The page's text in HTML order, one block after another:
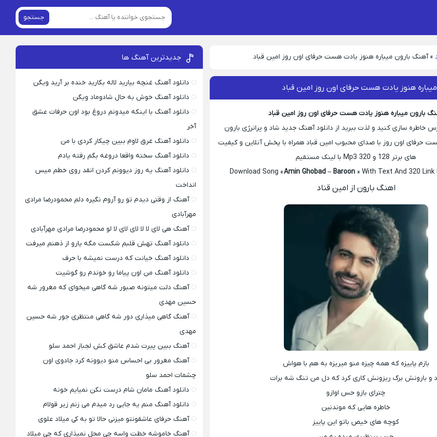
جستجو
»آهنگ بارون میباره هنوز یادت هست حرفای اون روز امین قباد
هنوز یادت هست حرفای اون روز امین قباد
بارون میباره هنوز یادت هست حرفای اون روز امین قباد
خاطره سازی کنید و لذت ببرید از دانلود آهنگ جدید شاد و پرانرژی بارون
حرفای اون روز با صدای محبوب امین قباد همراه با پخش آنلاین و کیفیت
های برتر 128 و 320 Mp3 با لینک مستقیم
Download Song «Amin Ghobad – Baroon » With Text And 320
اهنگ بارون از امین قناد
بازم پاییزه که همه چیزه منو میریزه به هم با هواش
و بارونش برگ ریزونش کاری کرد که دل من تنگ شه برات
چترای بازو حس اوازو
خاطره هایی که موندنین
کوچه های خیص باتو این پاییز
جدیدترین آهنگ ها
دانلود آهنگ غنچه بیارید لاله بکارید خنده بر آرید ویگن
دانلود آهنگ خوش به حال شادوماد ویگن
دانلود آهنگ با اینکه میدونم دروغ بود اون حرفات عشق
آخر
دانلود آهنگ غرق لاوم ببین چیکار کردی با من
دانلود آهنگ سخته واقعا دروغه بگم رفته یادم
دانلود آهنگ یه روز دیوونم کردن انقد روی خطم میس
انداخت
آهنگ از وقتی دیدم تو رو آروم نگیره دلم محمودرضا مرادی
مهرآبادی
آهنگ هی لای لا لا لای لای لا لو محمودرضا مرادی مهرآبادی
دانلود آهنگ تهش قلبم شکست مگه یارو از ذهنم میرفت
دانلود آهنگ خیانت که درست نمیشه با حرف
دانلود آهنگ من اون پیاما رو خوندم رو گوشیت
آهنگ دلت میتونه صبور شه گاهی میخوای که مغرور شه
حسین مهدی
آهنگ گاهی میذاری دور شه گاهی منتظری جور شه حسین
مهدی
آهنگ ببین پیرت شدم عاشق کش لجباز احمد سلو
آهنگ مغرور بی احساس منو دیوونه کرد جادوی اون
چشمات احمد سلو
دانلود آهنگ مامان شام درست نکن نمیایم خونه
دانلود آهنگ منم یه جایی رد میدم می زنم زیر قولام
آهنگ حرفای عاشقونتو میزنی حالا تو به کی میلاد علوی
آهنگ خاموشه خطت واسه چی محل نمیذاری که چی میلاد